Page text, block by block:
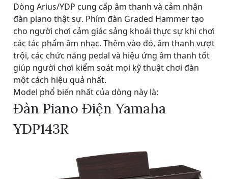
Dòng Arius/YDP cung cấp âm thanh và cảm nhận
đàn piano thật sự. Phím đàn Graded Hammer tạo
cho người chơi cảm giác sảng khoái thực sự khi chơi
các tác phẩm âm nhạc. Thêm vào đó, âm thanh vượt
trội, các chức năng pedal và hiệu ứng âm thanh tốt
giúp người chơi kiểm soát mọi kỹ thuật chơi đàn
một cách hiệu quả nhất.
Model phổ biến nhất của dòng này là:
Đàn Piano Điện Yamaha
YDP143R